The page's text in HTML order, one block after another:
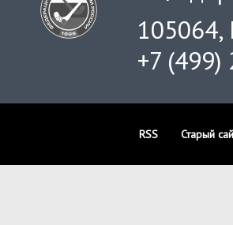
105064,
+7
RSS Старый